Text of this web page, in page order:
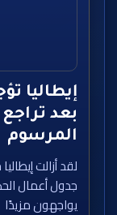
إيطاليا
بعد
المرسوم
لقد أزالت
جدول أعمال
يواجهون مزيدًا